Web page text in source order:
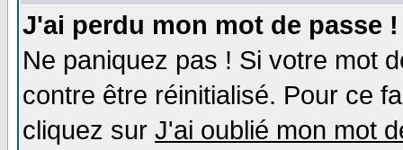
J'ai perdu mon mot de passe !
Ne paniquez pas ! Si votre mot
contre être réinitialisé. Pour ce
cliquez sur J'ai oublié mon mot